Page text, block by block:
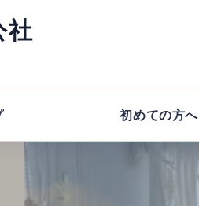
社
初めての方へ